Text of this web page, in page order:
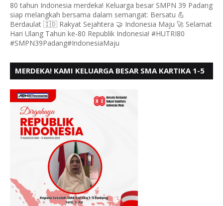
80 tahun Indonesia merdeka! Keluarga besar SMPN 39 Padang
siap melangkah bersama dalam semangat: Bersatu 💪
Berdaulat 🇮🇩 Rakyat Sejahtera 🤝 Indonesia Maju 🚀 Selamat
Hari Ulang Tahun ke-80 Republik Indonesia! #HUTRI80
#SMPN39Padang#IndonesiaMaju
MERDEKA! KAMI KELUARGA BESAR SMA KARTIKA 1-5
BERSATU BERD